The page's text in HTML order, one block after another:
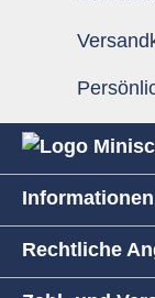
Informationen
Rechtliche